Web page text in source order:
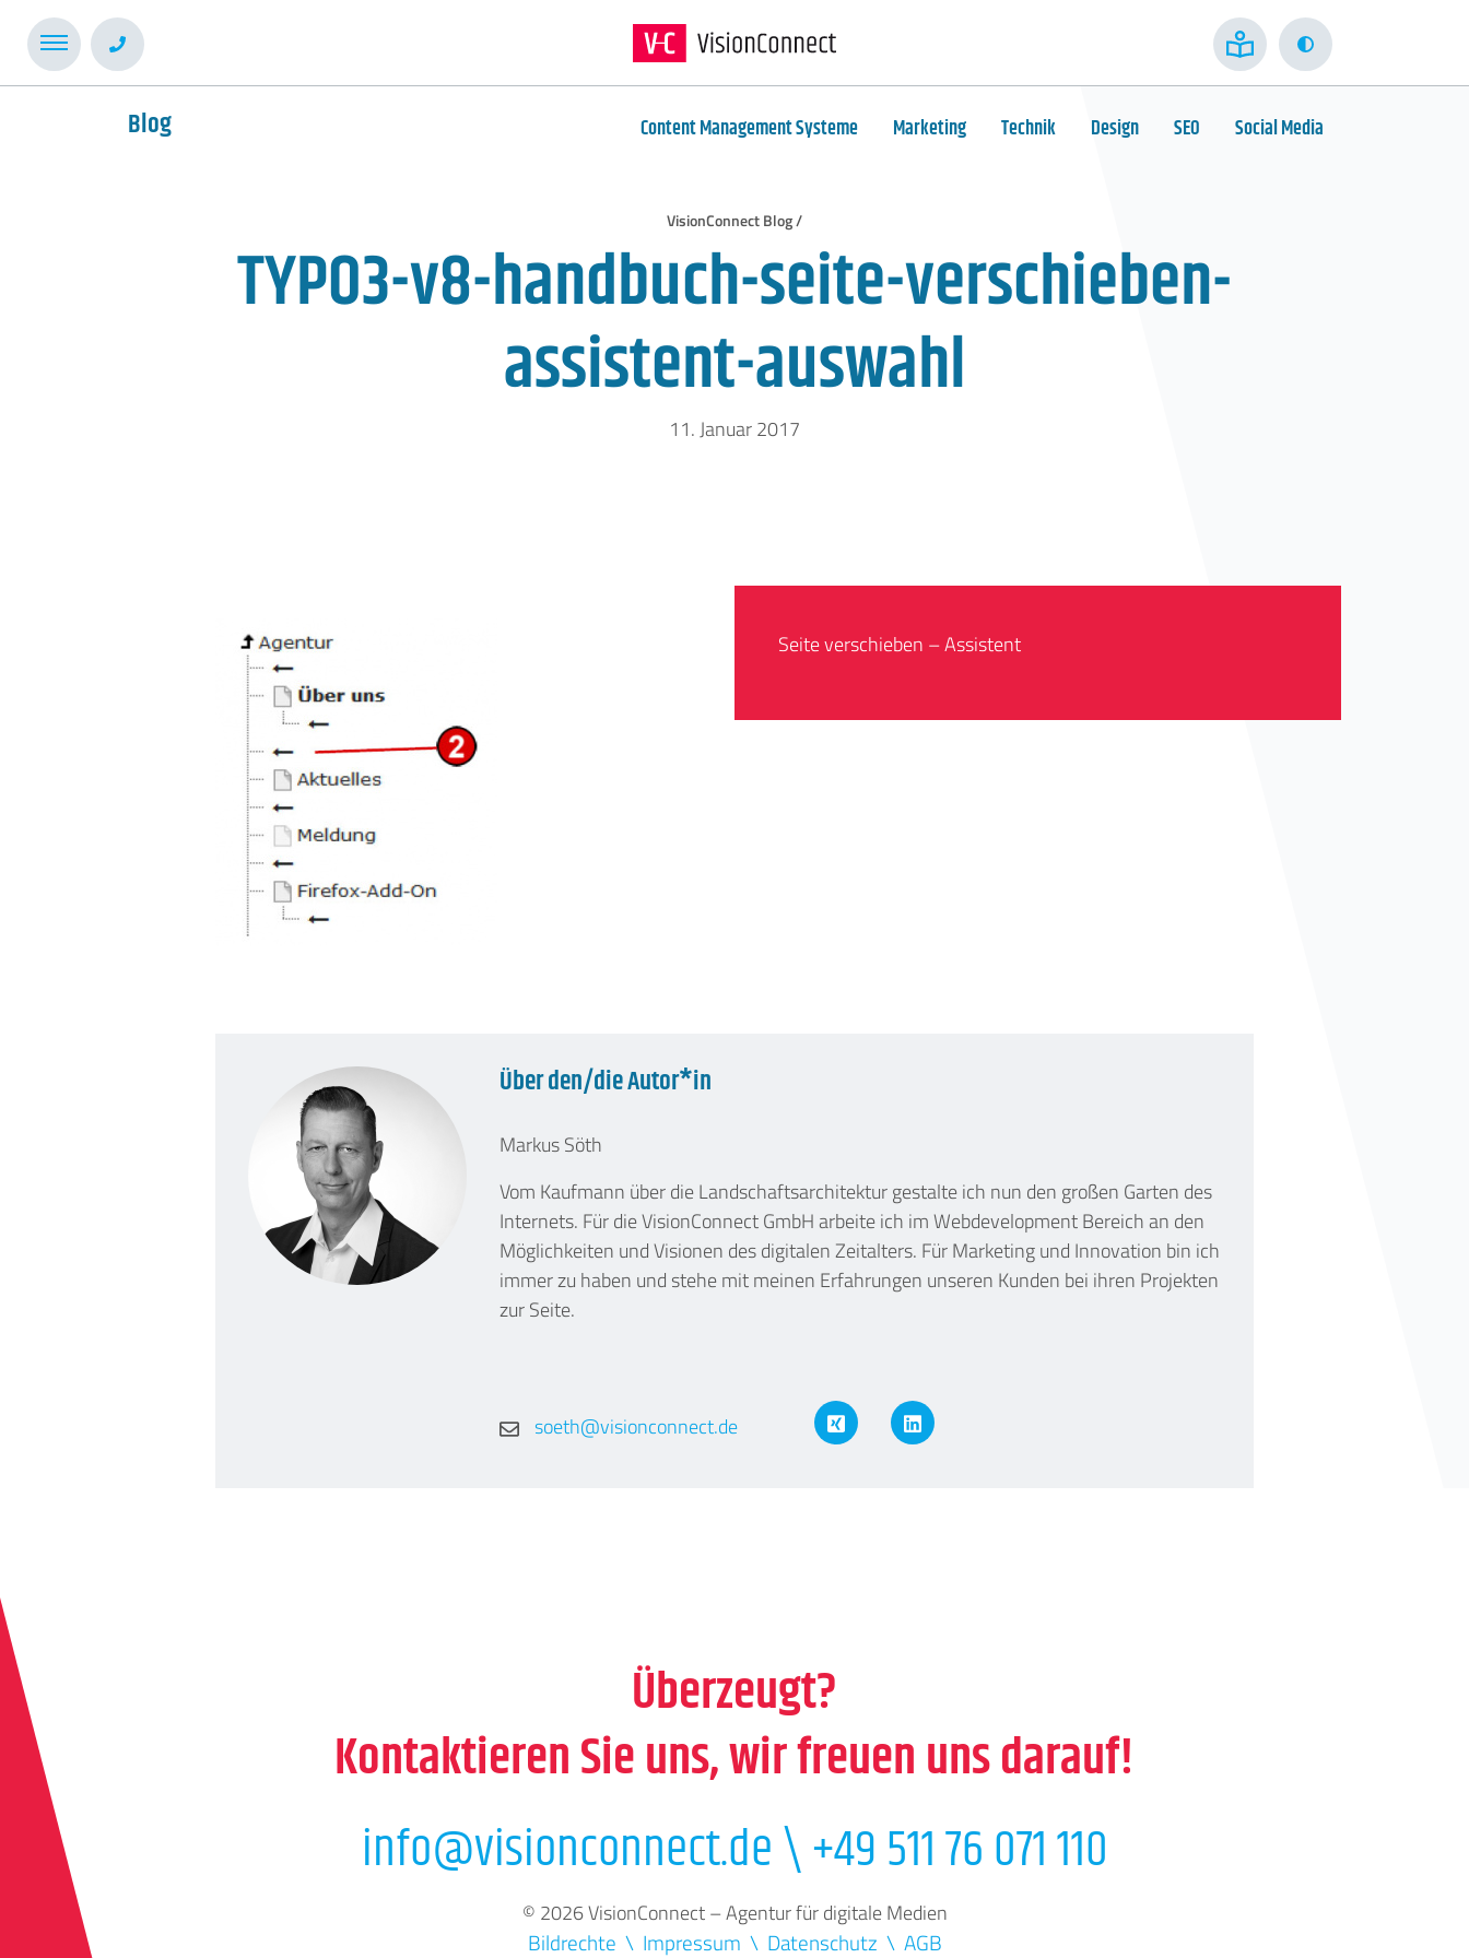
Kontrast
Blog Content Management Systeme Marketing Technik Design SEO Social Media
VisionConnect Blog /
TYPO3-v8-handbuch-seite-verschieben-
assistent-auswahl
11. Januar 2017
Seite verschieben – Assistent
Über den/die Autor*in
Markus Söth
Vom Kaufmann über die Landschaftsarchitektur gestalte ich nun den großen Garten des
Internets. Für die VisionConnect GmbH arbeite ich im Webdevelopment Bereich an den
Möglichkeiten und Visionen des digitalen Zeitalters. Für Marketing und Innovation bin ich
immer zu haben und stehe mit meinen Erfahrungen unseren Kunden bei ihren Projekten
zur Seite.
soeth@visionconnect.de XING LinkedIn
Überzeugt?
Kontaktieren Sie uns, wir freuen uns darauf!
info@visionconnect.de\+49 511 76 071 110
© 2026 VisionConnect – Agentur für digitale Medien
Bildrechte Impressum Datenschutz AGB